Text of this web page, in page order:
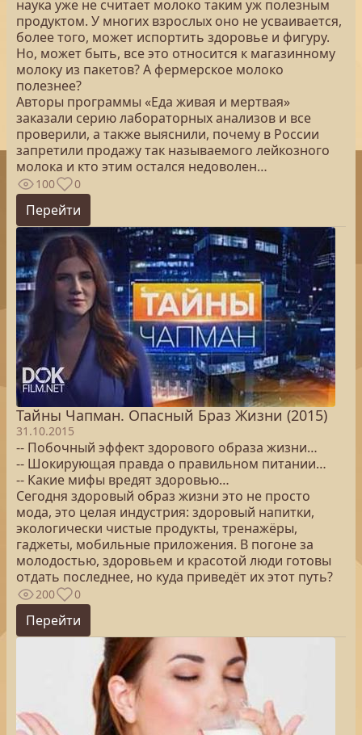
наука уже не считает молоко таким уж полезным
продуктом. У многих взрослых оно не усваивается,
более того, может испортить здоровье и фигуру.
Но, может быть, все это относится к магазинному
молоку из пакетов? А фермерское молоко
полезнее?
Авторы программы «Еда живая и мертвая»
заказали серию лабораторных анализов и все
проверили, а также выяснили, почему в России
запретили продажу так называемого лейкозного
молока и кто этим остался недоволен…
100 0
Перейти
Тайны Чапман. Опасный Браз Жизни (2015)
31.10.2015
-- Побочный эффект здорового образа жизни…
-- Шокирующая правда о правильном питании…
-- Какие мифы вредят здоровью…
Сегодня здоровый образ жизни это не просто
мода, это целая индустрия: здоровый напитки,
экологически чистые продукты, тренажёры,
гаджеты, мобильные приложения. В погоне за
молодостью, здоровьем и красотой люди готовы
отдать последнее, но куда приведёт их этот путь?
200 0
Перейти